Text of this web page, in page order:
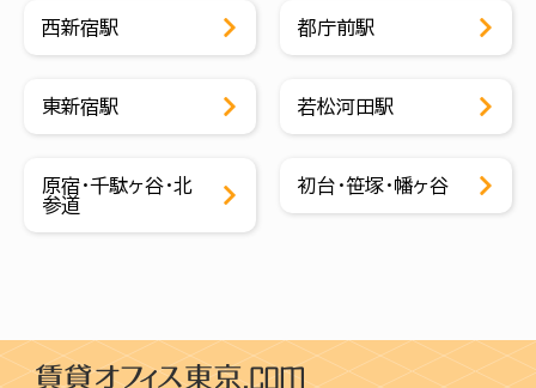
西新宿駅 都庁前駅
東新宿駅 若松河田駅
原宿・千駄ヶ谷・北
参道
初台・笹塚・幡ヶ谷